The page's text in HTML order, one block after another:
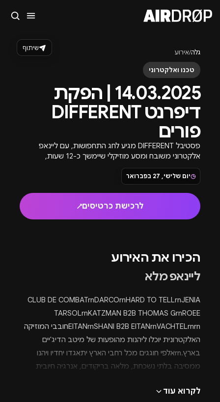
גלה/אירוע
טכנו ואלקטרוני
14.03.2025 | הפקת
דיפרנט DIFFERENT
פורים
פסטיבל DIFFERENT מגיע לחג התחפושות, עם ליינאפ
אלקטרוני משובח ומסע מוזיקלי שיימשך כ-12 שעות,
כרטיסים ופרטים נוספים בקרוב.
◷יום שלישי, 27 בפברואר
לרכישת כרטיסים↗
שיתוף
הכירו את האירוע
ליינאפ מלא
CLUB DE COMBATrnDARCOrnHARD TO TELLrnJENIA
TARSOLrnKATZMAN B2B THOMAS GrnROEE
EITANrnSHANI B2B EITANrnVACHTELrnrnחובבי המוזיקה
האלקטרונית יוכלו ליהנות מהופעות של מיטב הדיג'יים
בארץ.rnאלפי חוגגים מכל רחבי הארץ יתאגדו יחדיו ויהנו
ממסיבה בלתי נשכחת, מלאה בריקודים, אנרגיה חיובית
לרכוש אותם מראש דרך הלינק מעלה. מחירי הכרטיסים
לקרוא עוד
סגור
פסטיבלים
טיפ: אפשר להקליד שם אומן, עיר, תאריך או שם חג.